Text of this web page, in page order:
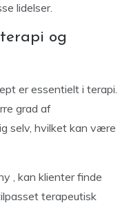
lidelser.
og
er essentielt i terapi.
grad af
selv, hvilket kan være
, kan klienter finde
terapeutisk